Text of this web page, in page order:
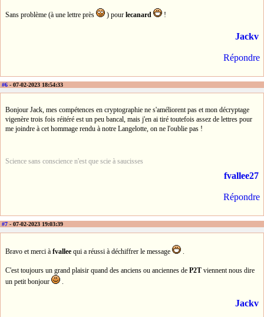
Sans problème (à une lettre près ) pour lecanard !
Jackv
Répondre
#6 - 07-02-2023 18:54:33
Bonjour Jack, mes compétences en cryptographie ne s'améliorent pas et mon décryptage
vigenère trois fois réitéré est un peu bancal, mais j'en ai tiré toutefois assez de lettres pour
me joindre à cet hommage rendu à notre Langelotte, on ne l'oublie pas !
Science sans conscience n'est que scie à saucisses
fvallee27
Répondre
#7 - 07-02-2023 19:03:39
Bravo et merci à fvallee qui a réussi à déchiffrer le message
C'est toujours un grand plaisir quand des anciens ou anciennes de P2T viennent nous dire
un petit bonjour
Jackv